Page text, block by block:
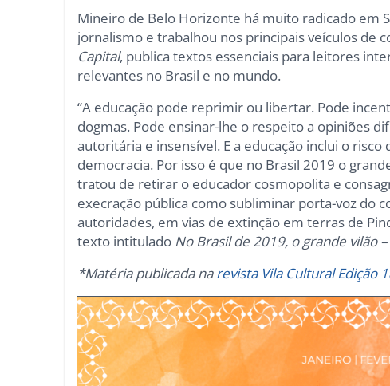
Mineiro de Belo Horizonte há muito radicado em
jornalismo e trabalhou nos principais veículos de
Capital, publica textos essenciais para leitores
relevantes no Brasil e no mundo.
“A educação pode reprimir ou libertar. Pode
dogmas. Pode ensinar-lhe o respeito a opiniões
autoritária e insensível. E a educação inclui o
democracia. Por isso é que no Brasil 2019 o
tratou de retirar o educador cosmopolita e
execração pública como subliminar porta-voz do
autoridades, em vias de extinção em terras de
texto intitulado No Brasil de 2019, o grande vilão
*Matéria publicada narevista Vila Cultural Edição